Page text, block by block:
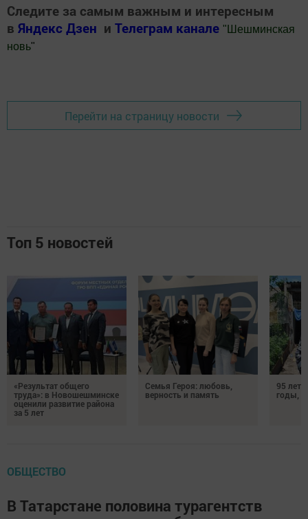
Следите за самым важным и интересным
в Яндекс Дзен и Телеграм канале " Шешминская
новь"
Перейти на страницу новости
Топ 5 новостей
«Результат общего
труда»: в Новошешминске
оценили развитие района
за 5 лет
Семья Героя: любовь,
верность и память
95 лет
годы,
ОБЩЕСТВО
В Татарстане половина турагентств